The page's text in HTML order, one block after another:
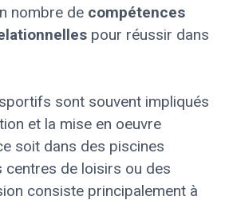
nombre de compétences
pour réussir dans
sont souvent impliqués
et la mise en oeuvre
soit dans des piscines
centres de loisirs ou des
consiste principalement à